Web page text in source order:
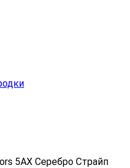
5AX Серебро Страйп